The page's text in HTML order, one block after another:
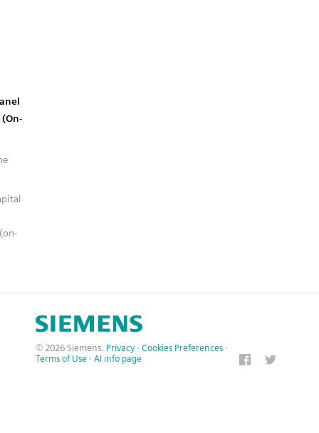
© 2026 Siemens. Privacy · Cookies Preferences ·
Terms of Use · AI info page